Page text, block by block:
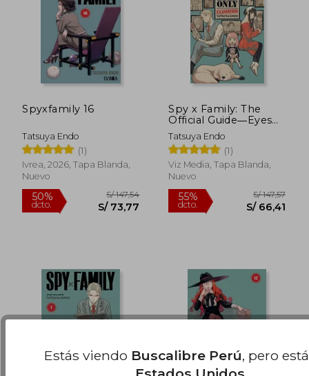
55%
dcto. S/ 69,86
50%
dcto.
Spyxfamily 16
Tatsuya Endo
(1)
Ivrea, 2026, Tapa Blanda,
Nuevo
Spy x Family: The
Official Guide―Eyes
Only (en Inglés)
Tatsuya Endo
(1)
Viz Media, Tapa Blanda,
Nuevo
Estás viendo Buscalibre Perú, pero